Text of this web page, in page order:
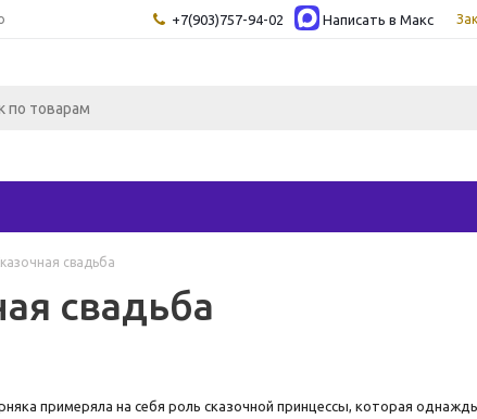
+7(903)757-94-02 Написать в Maкс
свадьба
свадьба
примеряла на себя роль сказочной принцессы, которая